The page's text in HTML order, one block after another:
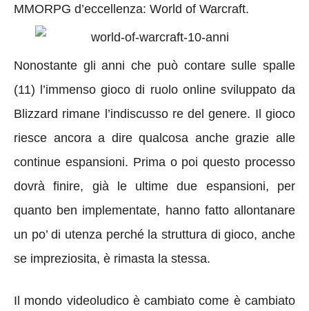
MMORPG d’eccellenza: World of Warcraft.
Nonostante gli anni che può contare sulle spalle
(11) l’immenso gioco di ruolo online sviluppato da
Blizzard rimane l’indiscusso re del genere. Il gioco
riesce ancora a dire qualcosa anche grazie alle
continue espansioni. Prima o poi questo processo
dovrà finire, già le ultime due espansioni, per
quanto ben implementate, hanno fatto allontanare
un po’ di utenza perché la struttura di gioco, anche
se impreziosita, è rimasta la stessa.
Il mondo videoludico è cambiato come è cambiato